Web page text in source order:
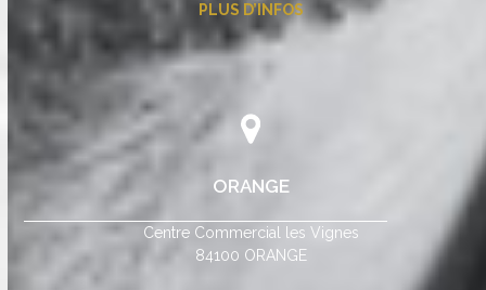
PLUS D’INFOS
ORANGE
Centre Commercial les Vignes
84100 ORANGE